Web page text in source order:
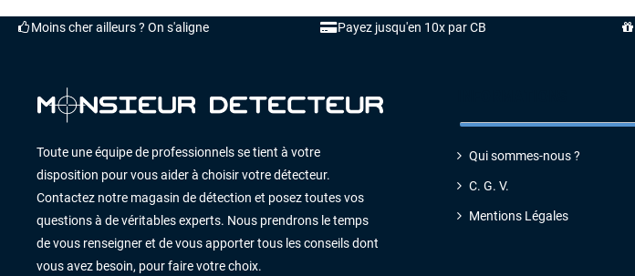
Moins cher ailleurs ? On s'aligne Payez jusqu'en 10x par CB
Toute une équipe de professionnels se tient à votre
disposition pour vous aider à choisir votre détecteur.
Contactez notre magasin de détection et posez toutes vos
questions à de véritables experts. Nous prendrons le temps
de vous renseigner et de vous apporter tous les conseils dont
vous avez besoin, pour faire votre choix.
Qui sommes-nous ?
C. G. V.
Mentions Légales